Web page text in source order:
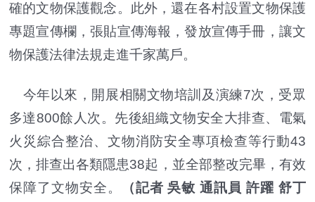
確的文物保護觀念。此外，還在各村設置文物保護
專題宣傳欄，張貼宣傳海報，發放宣傳手冊，讓文
物保護法律法規走進千家萬戶。
今年以來，開展相關文物培訓及演練7次，受眾
多達800餘人次。先後組織文物安全大排查、電氣
火災綜合整治、文物消防安全專項檢查等行動43
次，排查出各類隱患38起，並全部整改完畢，有效
保障了文物安全。
（記者 吳敏 通訊員 許躍 舒丁